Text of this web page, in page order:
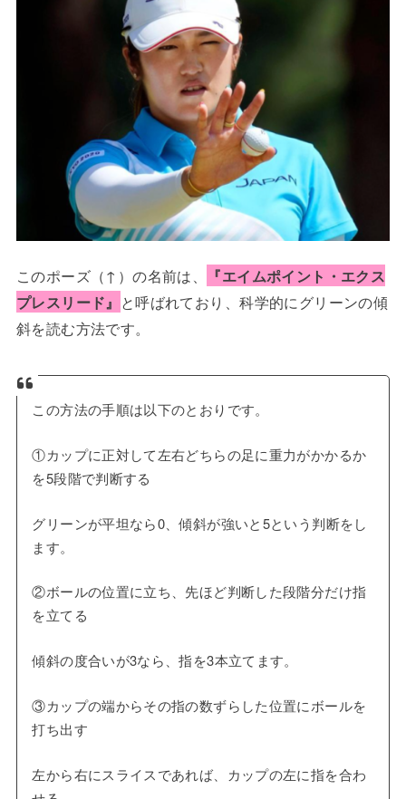
このポーズ（↑）の名前は、
『エイムポイント・エクス
プレスリード』 と呼ばれており、科学的にグリーンの傾
斜を読む方法です。
この方法の手順は以下のとおりです。
①カップに正対して左右どちらの足に重力がかかるか
を5段階で判断する
グリーンが平坦なら0、傾斜が強いと5という判断をし
ます。
②ボールの位置に立ち、先ほど判断した段階分だけ指
を立てる
傾斜の度合いが3なら、指を3本立てます。
③カップの端からその指の数ずらした位置にボールを
打ち出す
左から右にスライスであれば、カップの左に指を合わ